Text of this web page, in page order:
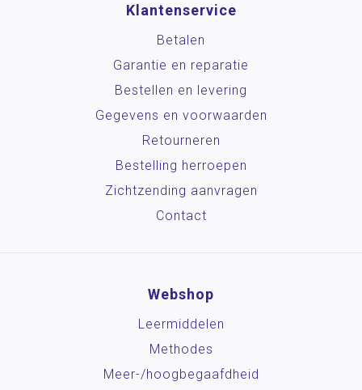
Klantenservice
Betalen
Garantie en reparatie
Bestellen en levering
Gegevens en voorwaarden
Retourneren
Bestelling herroepen
Zichtzending aanvragen
Contact
Webshop
Leermiddelen
Methodes
Meer-/hoog­begaafdheid